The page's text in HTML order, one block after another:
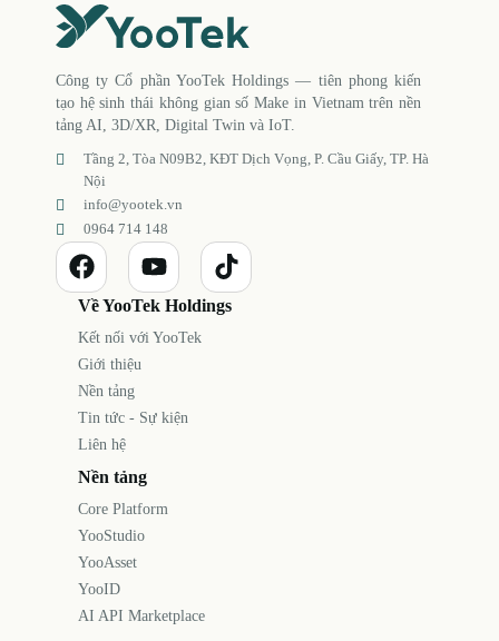
Công ty Cổ phần YooTek Holdings — tiên phong kiến
tạo hệ sinh thái không gian số Make in Vietnam trên nền
tảng AI, 3D/XR, Digital Twin và IoT.
Tầng 2, Tòa N09B2, KĐT Dịch Vọng, P. Cầu Giấy, TP. Hà
Nội
info@yootek.vn
0964 714 148
Về YooTek Holdings
Kết nối với YooTek
Giới thiệu
Nền tảng
Tin tức - Sự kiện
Liên hệ
Nền tảng
Core Platform
YooStudio
YooAsset
YooID
AI API Marketplace